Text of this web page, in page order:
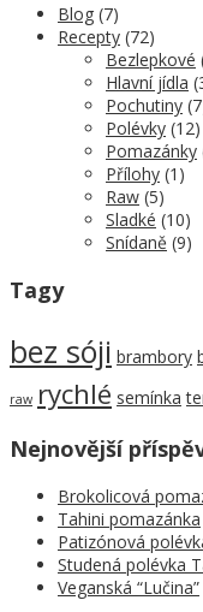
Blog (7)
Recepty (72)
Bezlepkové
Hlavní jídla
Pochutiny
Polévky (12)
Pomazánky
Přílohy (1)
Raw (5)
Sladké (10)
Snídaně (9)
Tagy
bez sóji brambory
raw rychlé semínka
Nejnovější
Brokolicová
Tahini pomazánka
Patizónová
Studená polévka
Veganská “Lučina”